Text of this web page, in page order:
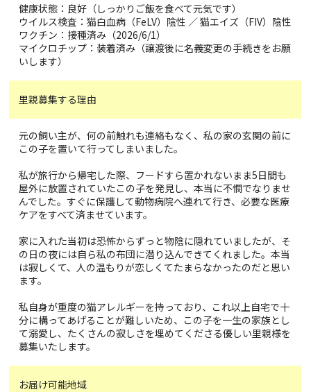
健康状態：良好（しっかりご飯を食べて元気です）
ウイルス検査：猫白血病（FeLV）陰性 ／ 猫エイズ（FIV）陰性
ワクチン：接種済み（2026/6/1）
マイクロチップ：装着済み（譲渡後に名義変更の手続きをお願
いします）
里親募集する理由
元の飼い主が、何の前触れも連絡もなく、私の家の玄関の前に
この子を置いて行ってしまいました。
私が旅行から帰宅した際、フードすら置かれないまま5日間も
屋外に放置されていたこの子を発見し、本当に不憫でなりませ
んでした。すぐに保護して動物病院へ連れて行き、必要な医療
ケアをすべて済ませています。
家に入れた当初は恐怖からずっと物陰に隠れていましたが、そ
の日の夜には自ら私の布団に潜り込んできてくれました。本当
は寂しくて、人の温もりが恋しくてたまらなかったのだと思い
ます。
私自身が重度の猫アレルギーを持っており、これ以上自宅で十
分に構ってあげることが難しいため、この子を一生の家族とし
て溺愛し、たくさんの寂しさを埋めてくださる優しい里親様を
募集いたします。
お届け可能地域